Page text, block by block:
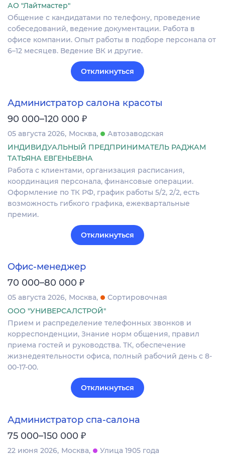
АО "Лайтмастер"
Общение с кандидатами по телефону, проведение
собеседований, ведение документации. Работа в
офисе компании. Опыт работы в подборе персонала от
6–12 месяцев. Ведение ВК и другие.
Откликнуться
Администратор салона красоты
90 000–120 000 ₽
05 августа 2026 Москва
Автозаводская
ИНДИВИДУАЛЬНЫЙ ПРЕДПРИНИМАТЕЛЬ РАДЖАМ
ТАТЬЯНА ЕВГЕНЬЕВНА
Работа с клиентами, организация расписания,
координация персонала, финансовые операции.
Оформление по ТК РФ, график работы 5/2, 2/2, есть
возможность гибкого графика, ежеквартальные
премии.
Откликнуться
Офис-менеджер
70 000–80 000 ₽
05 августа 2026 Москва
Сортировочная
ООО "УНИВЕРСАЛСТРОЙ"
Прием и распределение телефонных звонков и
корреспонденции, Знание норм общения, правил
приема гостей и руководства. ТК, обеспечение
жизнедеятельности офиса, полный рабочий день с 8-
00-17-00.
Откликнуться
Администратор спа-салона
75 000–150 000 ₽
22 июня 2026 Москва Улица 1905 года